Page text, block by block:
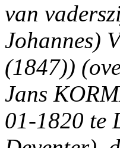
van
Johannes)
(1847))
Jans
01-1820 te